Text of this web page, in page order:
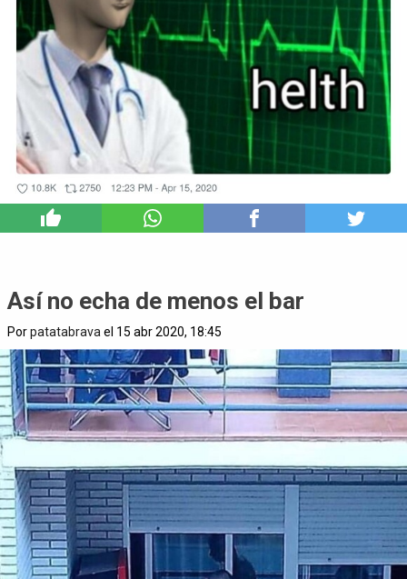
Así no echa de menos el bar
Porpatatabravael 15 abr 2020, 18:45